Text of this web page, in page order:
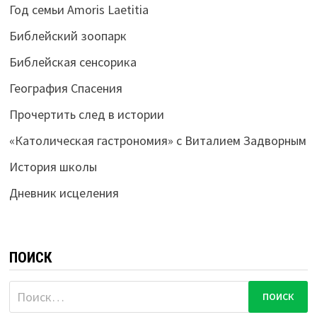
Год семьи Amoris Laetitia
Библейский зоопарк
Библейская сенсорика
География Спасения
Прочертить след в истории
«Католическая гастрономия» с Виталием Задворным
История школы
Дневник исцеления
ПОИСК
Найти: